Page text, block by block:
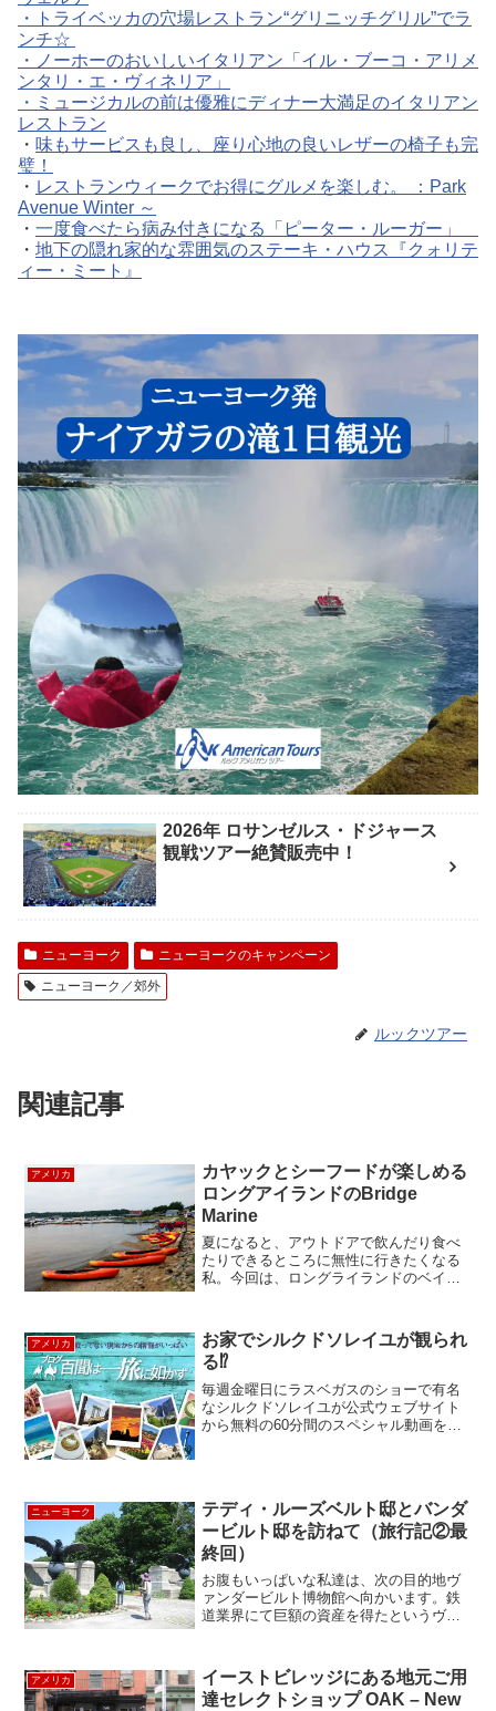
・
トライベッカの穴場レストラン“グリニッチグリル”でラ
ンチ☆
・ ノーホーのおいしいイタリアン「イル・ブーコ・アリメ
ンタリ・エ・ヴィネリア」
・ ミュージカルの前は優雅にディナー大満足のイタリアン
レストラン
・ 味もサービスも良し、座り心地の良いレザーの椅子も完
璧！
・ レストランウィークでお得にグルメを楽しむ。 ：Park
Avenue Winter ～
・ 一度食べたら病み付きになる「ピーター・ルーガー」
・ 地下の隠れ家的な雰囲気のステーキ・ハウス『クォリテ
ィー・ミート』
2026年 ロサンゼルス・ドジャース
観戦ツアー絶賛販売中！
ニューヨーク
ニューヨークのキャンペーン
ニューヨーク／郊外
ルックツアー
関連記事
アメリカ
カヤックとシーフードが楽しめる
ロングアイランドのBridge
Marine
夏になると、アウトドアで飲んだり食べ
たりできるところに無性に行きたくなる
私。今回は、ロングライランドのベイビ
Bridge Marine（ブリッジマリン）という
ボートを販売す...
アメリカ
お家でシルクドソレイユが観られ
る⁉
毎週金曜日にラスベガスのショーで有名
なシルクドソレイユが公式ウェブサイト
から無料の60分間のスペシャル動画を配
ニューヨーク
テディ・ルーズベルト邸とバンダ
ービルト邸を訪ねて（旅行記②最
終回）
お腹もいっぱいな私達は、次の目的地ヴ
ァンダービルト博物館へ向かいます。鉄
道業界にて巨額の資産を得たというヴァ
時過ぎに到着。正面の門には、さっそく
豪邸の証がありました(＊...
アメリカ
イーストビレッジにある地元ご用
達セレクトショップ OAK – New